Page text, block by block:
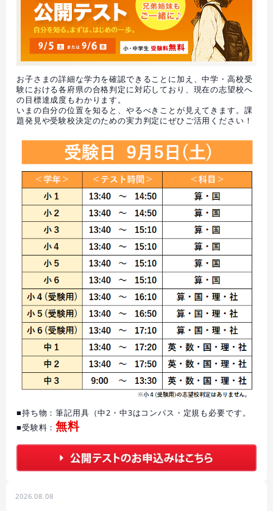
お子さまの詳細な学力を確認できることに加え、中学・高校受
験における各府県の合格判定に対応しており、現在の志望校へ
の目標達成度もわかります。
いまの自分の位置を知ると、やるべきことが見えてきます。課
題発見や受験校決定のための実力判定にぜひご活用ください！
■持ち物：筆記用具（中2・中3はコンパス・定規も必要です。
■受験料：無料
2026.08.08